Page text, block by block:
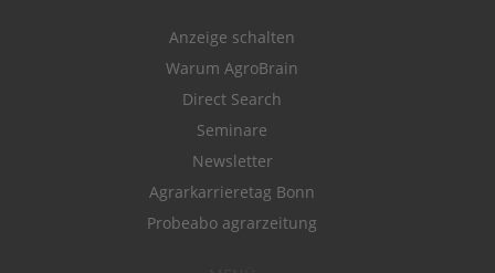
Anzeige schalten
Warum AgroBrain
Direct Search
Seminare
Newsletter
Agrarkarrieretag Bonn
Probeabo agrarzeitung